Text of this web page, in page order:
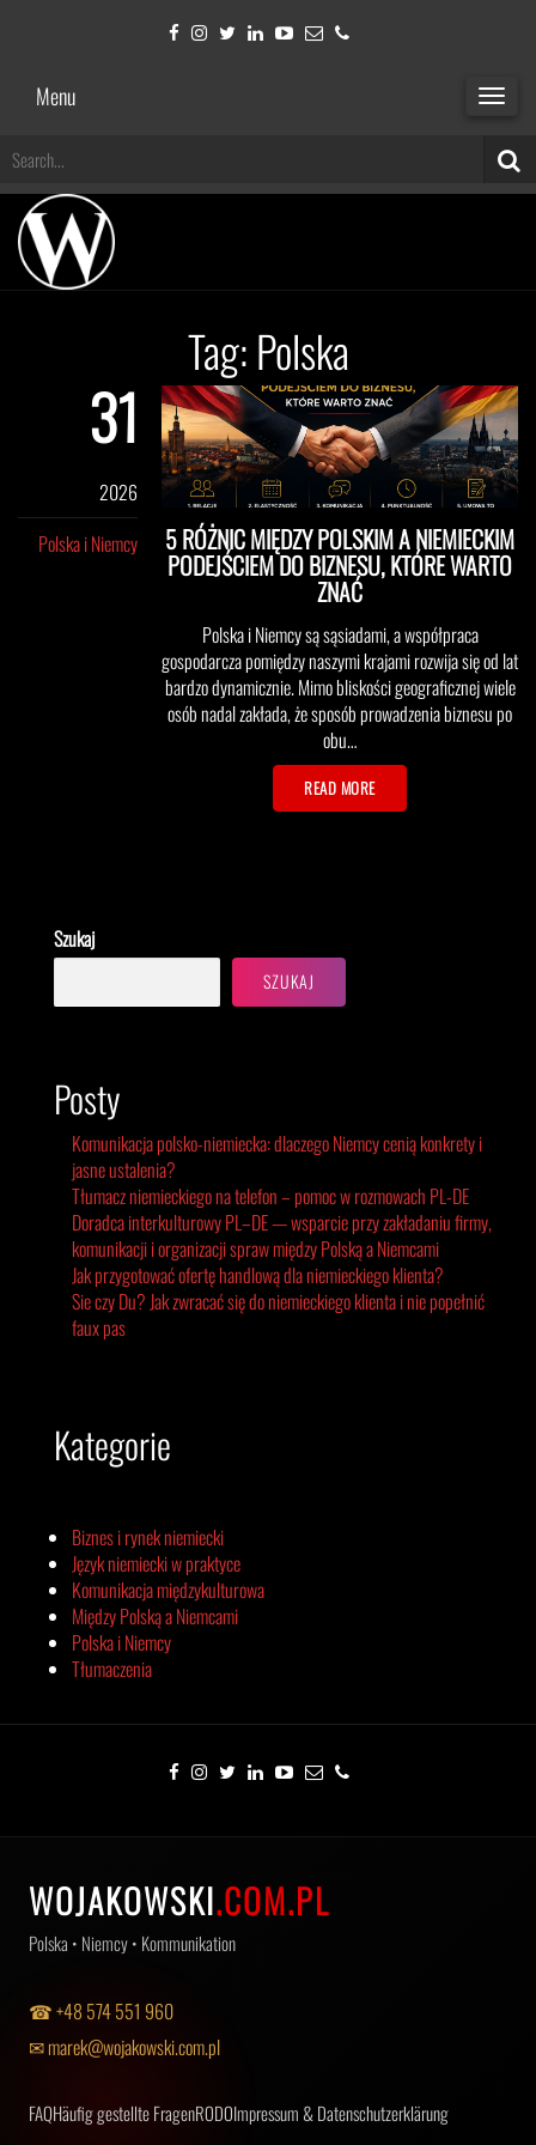
Menu
Tag:Polska
31
2026
Polska i Niemcy
5 RÓŻNIC MIĘDZY POLSKIM A NIEMIECKIM
PODEJŚCIEM DO BIZNESU, KTÓRE WARTO
ZNAĆ
Polska i Niemcy są sąsiadami, a współpraca
gospodarcza pomiędzy naszymi krajami rozwija się od lat
bardzo dynamicznie. Mimo bliskości geograficznej wiele
osób nadal zakłada, że sposób prowadzenia biznesu po
obu…
READ MORE
Szukaj
SZUKAJ
Posty
Komunikacja polsko-niemiecka: dlaczego Niemcy cenią konkrety i
jasne ustalenia?
Tłumacz niemieckiego na telefon – pomoc w rozmowach PL-DE
Doradca interkulturowy PL–DE — wsparcie przy zakładaniu firmy,
komunikacji i organizacji spraw między Polską a Niemcami
Jak przygotować ofertę handlową dla niemieckiego klienta?
Sie czy Du? Jak zwracać się do niemieckiego klienta i nie popełnić
faux pas
Kategorie
Biznes i rynek niemiecki
Język niemiecki w praktyce
Komunikacja międzykulturowa
Między Polską a Niemcami
Polska i Niemcy
Tłumaczenia
WOJAKOWSKI.COM.PL
Polska • Niemcy • Kommunikation
☎ +48 574 551 960
✉ marek@wojakowski.com.pl
FAQHäufig gestellte FragenRODOImpressum & Datenschutzerklärung